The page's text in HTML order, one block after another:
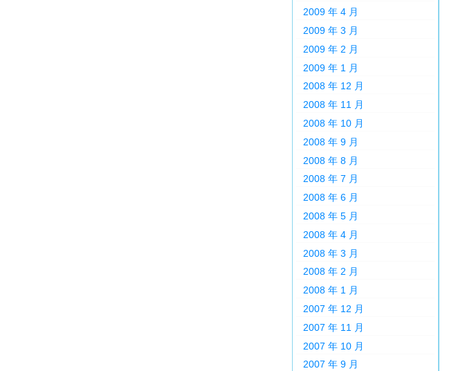
2009 年 4 月
2009 年 3 月
2009 年 2 月
2009 年 1 月
2008 年 12 月
2008 年 11 月
2008 年 10 月
2008 年 9 月
2008 年 8 月
2008 年 7 月
2008 年 6 月
2008 年 5 月
2008 年 4 月
2008 年 3 月
2008 年 2 月
2008 年 1 月
2007 年 12 月
2007 年 11 月
2007 年 10 月
2007 年 9 月